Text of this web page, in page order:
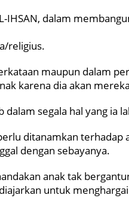
IHSAN, dalam
religius.
maupun dalam
karena dia akan
dalam segala hal yang ia
ditanamkan terhadap
dengan sebayanya.
anak tak
untuk